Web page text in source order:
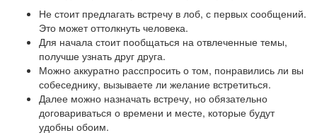
Не стоит предлагать встречу в лоб, с первых сообщений.
Это может оттолкнуть человека.
Для начала стоит пообщаться на отвлеченные темы,
получше узнать друг друга.
Можно аккуратно расспросить о том, понравились ли вы
собеседнику, вызываете ли желание встретиться.
Далее можно назначать встречу, но обязательно
договариваться о времени и месте, которые будут
удобны обоим.